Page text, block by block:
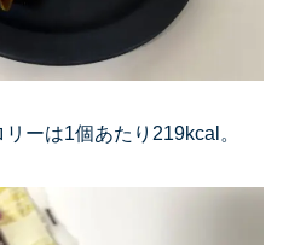
ーは1個あたり219kcal。